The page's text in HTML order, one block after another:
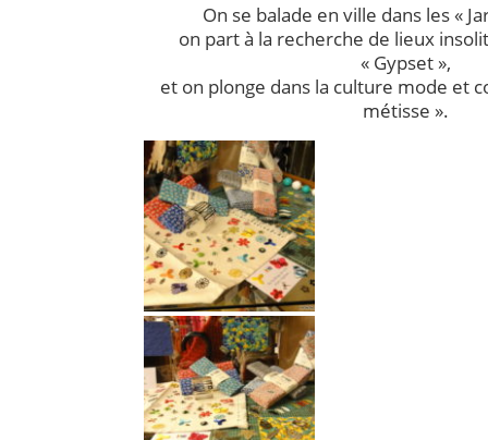
On se balade en ville dans les «
on part à la recherche de lieux
« Gypset »,
et on plonge dans la culture mode et
métisse ».